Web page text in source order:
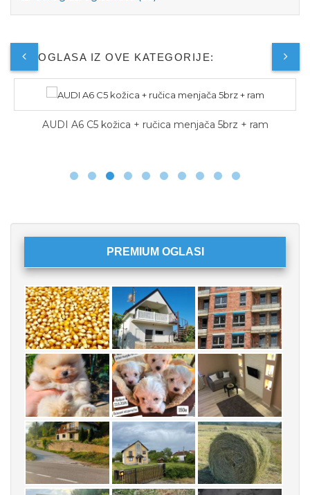
JOŠ OGLASA IZ OVE KATEGORIJE:
AUDI A6 C5 kožica + ručica menjača 5brz + ram
PREMIUM OGLASI